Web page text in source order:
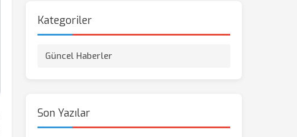
Kategoriler
Güncel Haberler
Son Yazılar